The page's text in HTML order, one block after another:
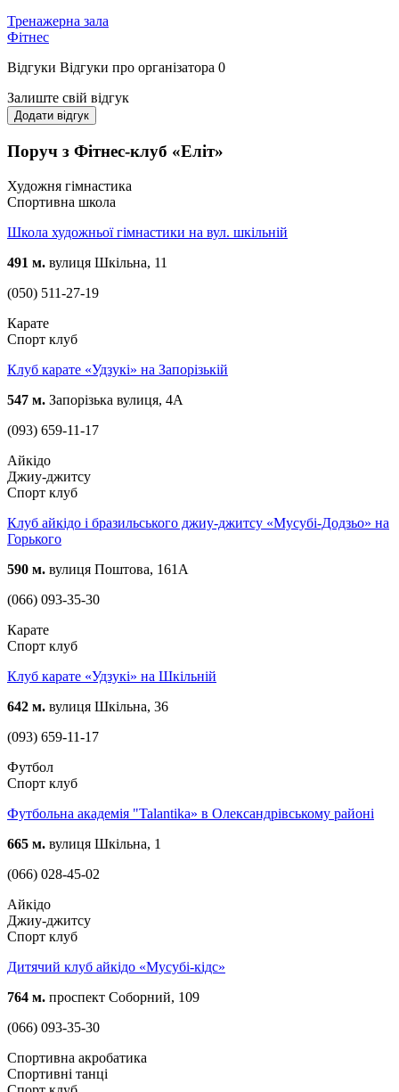
Тренажерна зала
Фітнес
Відгуки Відгуки про організатора 0
Залиште свій відгук
Додати відгук
Поруч з Фітнес-клуб «Еліт»
Художня гімнастика
Спортивна школа
Школа художньої гімнастики на вул. шкільній
491 м. вулиця Шкільна, 11
(050) 511-27-19
Карате
Спорт клуб
Клуб карате «Удзукі» на Запорізькій
547 м. Запорізька вулиця, 4А
(093) 659-11-17
Айкідо
Джиу-джитсу
Спорт клуб
Клуб айкідо і бразильського джиу-джитсу «Мусубі-Додзьо» на
Горького
590 м. вулиця Поштова, 161А
(066) 093-35-30
Карате
Спорт клуб
Клуб карате «Удзукі» на Шкільній
642 м. вулиця Шкільна, 36
(093) 659-11-17
Футбол
Спорт клуб
Футбольна академія "Talantika» в Олександрівському районі
665 м. вулиця Шкільна, 1
(066) 028-45-02
Айкідо
Джиу-джитсу
Спорт клуб
Дитячий клуб айкідо «Мусубі-кідс»
764 м. проспект Соборний, 109
(066) 093-35-30
Спортивна акробатика
Спортивні танці